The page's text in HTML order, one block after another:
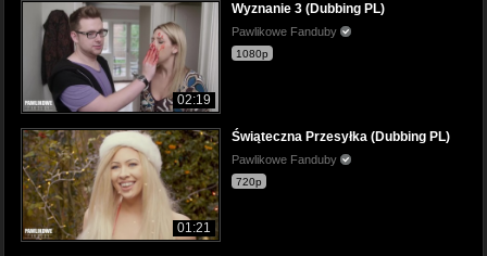
02:19
Wyznanie 3 (Dubbing PL)
Pawlikowe Fanduby
1080p
01:21
Świąteczna Przesyłka (Dubbing PL)
Pawlikowe Fanduby
720p